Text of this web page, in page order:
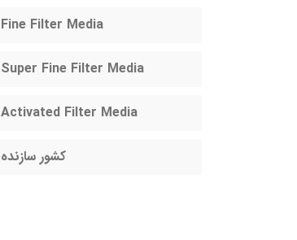
Fine Filter Media
Super Fine Filter Media
Activated Filter Media
کشور سازنده